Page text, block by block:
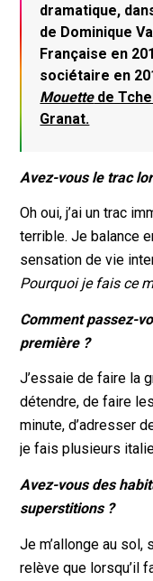
dramatique,
de Dominique
Française en
sociétaire en
Mouettede
Granat.
Avez-vous le trac
Oh oui, j’ai un trac
terrible. Je balance
sensation de vie
Pourquoi je fais ce
Comment passez-
première ?
J’essaie de faire la
détendre, de faire
minute, d’adresser
je fais plusieurs
Avez-vous des
superstitions ?
Je m’allonge au
relève que lorsqu’il